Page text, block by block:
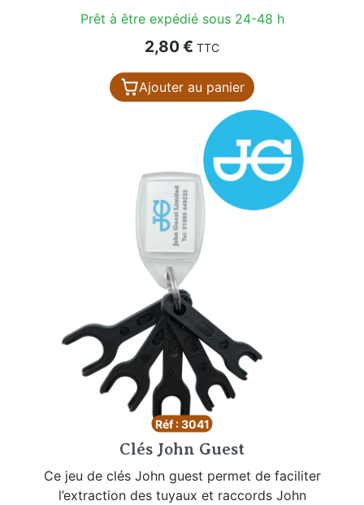
Prêt à être expédié sous 24-48 h
Prix
2,80 € TTC
Ajouter au panier
Réf : 3041
Clés John Guest
Ce jeu de clés John guest permet de faciliter
l’extraction des tuyaux et raccords John